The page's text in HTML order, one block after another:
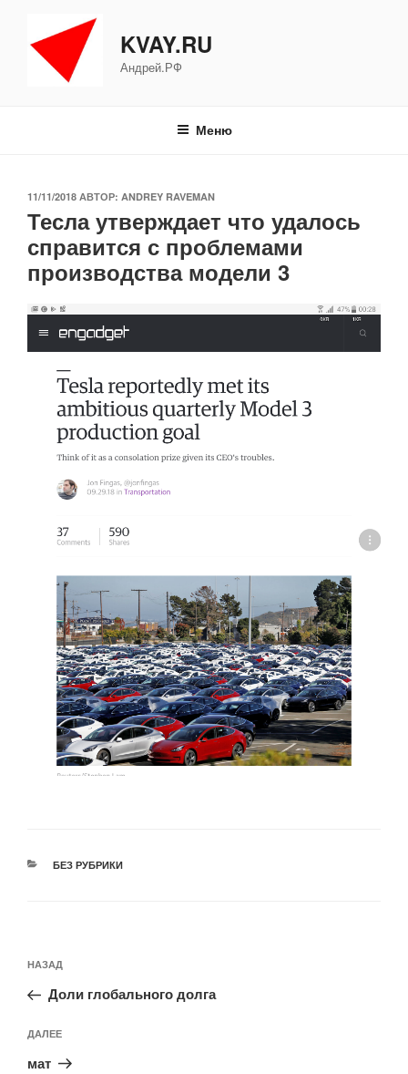
содержимому
KVAY.RU
Андрей.РФ
Меню
ОПУБЛИКОВАНО
11/11/2018 АВТОР: ANDREY RAVEMAN
Тесла утверждает что удалось
справится с проблемами
производства модели 3
РУБРИКИ
БЕЗ РУБРИКИ
по
записям
Предыдущая
запись:
НАЗАД
Доли глобального долга
Следующая
запись
ДАЛЕЕ
мат